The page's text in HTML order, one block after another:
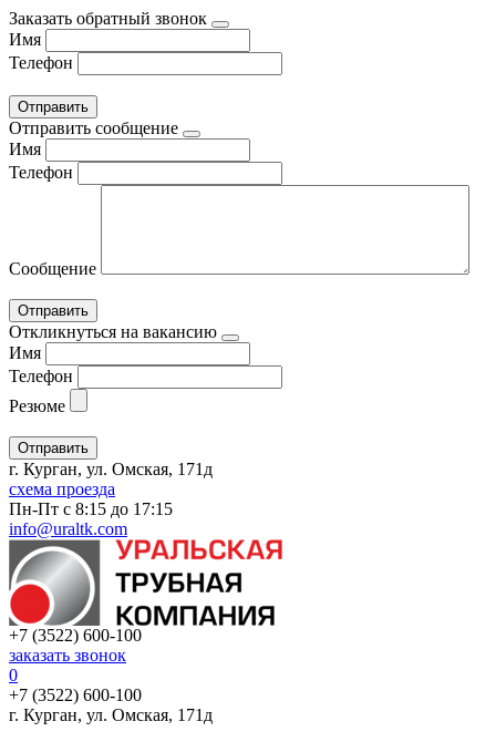
Заказать обратный звонок
Имя
Телефон
Отправить сообщение
Имя
Телефон
Сообщение
Откликнуться на вакансию
Имя
Телефон
Резюме
г. Курган, ул. Омская, 171д
схема проезда
Пн-Пт с 8:15 до 17:15
info@uraltk.com
+7 (3522) 600-100
заказать звонок
0
+7 (3522) 600-100
г. Курган, ул. Омская, 171д